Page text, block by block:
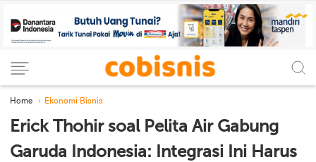
Home Ekonomi Bisnis
Erick Thohir soal Pelita Air Gabung
Garuda Indonesia: Integrasi Ini Harus